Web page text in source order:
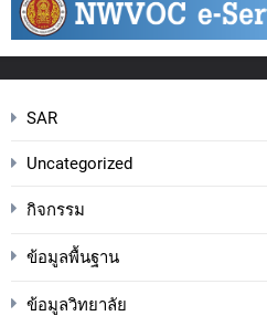
SAR
Uncategorized
กิจกรรม
ข้อมูลพื้นฐาน
ข้อมูลวิทยาลัย